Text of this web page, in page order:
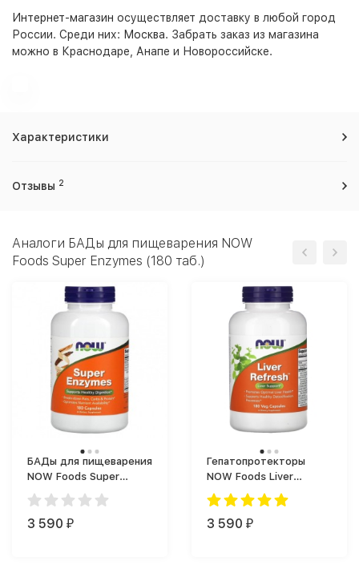
Интернет-магазин осуществляет доставку в любой город
России. Среди них: Москва. Забрать заказ из магазина
можно в Краснодаре, Анапе и Новороссийске.
Характеристики
Отзывы 2
Аналоги БАДы для пищеварения NOW
Foods Super Enzymes (180 таб.)
БАДы для пищеварения
NOW Foods Super
Enzymes (180 капс.)
3 590 ₽
Гепатопротекторы
NOW Foods Liver
Refresh (180 капс.)
3 590 ₽